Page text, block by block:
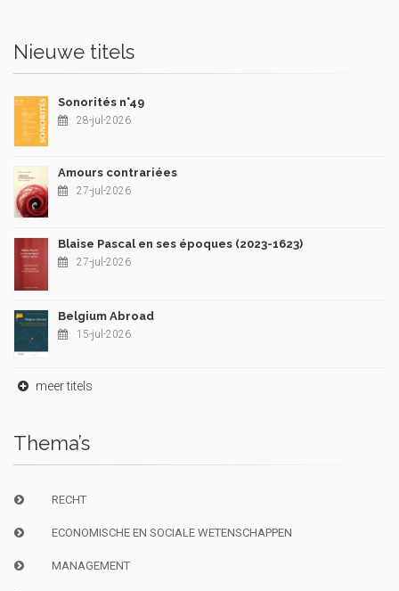
Nieuwe titels
Sonorités n°49
28-jul-2026
Amours contrariées
27-jul-2026
Blaise Pascal en ses époques (2023-1623)
27-jul-2026
Belgium Abroad
15-jul-2026
meer titels
Thema’s
RECHT
ECONOMISCHE EN SOCIALE WETENSCHAPPEN
MANAGEMENT